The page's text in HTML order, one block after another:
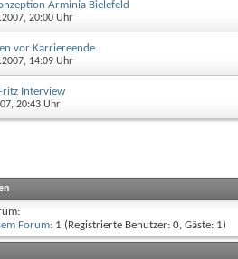
Arminia Bielefeld
20:00 Uhr
vor Karriereende
14:09 Uhr
Interview
20:43 Uhr
Forum: 1 (Registrierte Benutzer: 0, Gäste: 1)